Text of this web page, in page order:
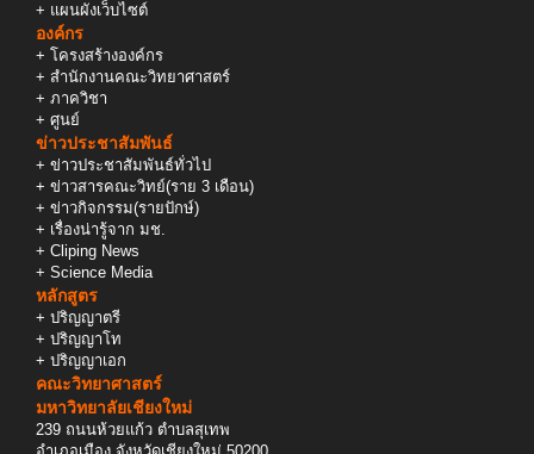
+ แผนผังเว็บไซต์
องค์กร
+ โครงสร้างองค์กร
+ สำนักงานคณะวิทยาศาสตร์
+ ภาควิชา
+ ศูนย์
ข่าวประชาสัมพันธ์
+ ข่าวประชาสัมพันธ์ทั่วไป
+ ข่าวสารคณะวิทย์(ราย 3 เดือน)
+ ข่าวกิจกรรม(รายปักษ์)
+ เรื่องน่ารู้จาก มช.
+ Cliping News
+ Science Media
หลักสูตร
+ ปริญญาตรี
+ ปริญญาโท
+ ปริญญาเอก
คณะวิทยาศาสตร์
มหาวิทยาลัยเชียงใหม่
239 ถนนห้วยแก้ว ตำบลสุเทพ